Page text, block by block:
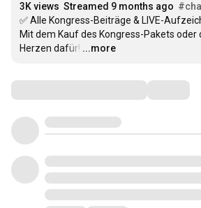
3K views Streamed 9 months ago
✅ Alle Kongress-Beiträge & LIVE-
Mit dem Kauf des Kongress-Pakets
Herzen dafür! …
...more